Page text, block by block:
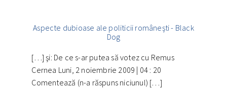
Aspecte dubioase ale politicii româneşti - Black
Dog
[…] şi: De ce s-ar putea să votez cu Remus
Cernea Luni, 2 noiembrie 2009 | 04 : 20
Comentează (n-a răspuns niciunul) […]